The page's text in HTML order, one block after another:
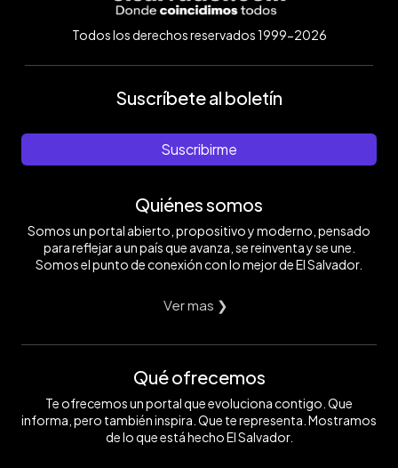
Todos los derechos reservados 1999-2026
Suscríbete al boletín
Suscribirme
Quiénes somos
Somos un portal abierto, propositivo y moderno, pensado
para reflejar a un país que avanza, se reinventa y se une.
Somos el punto de conexión con lo mejor de El Salvador.
Ver mas ❯
Qué ofrecemos
Te ofrecemos un portal que evoluciona contigo. Que
informa, pero también inspira. Que te representa. Mostramos
de lo que está hecho El Salvador.